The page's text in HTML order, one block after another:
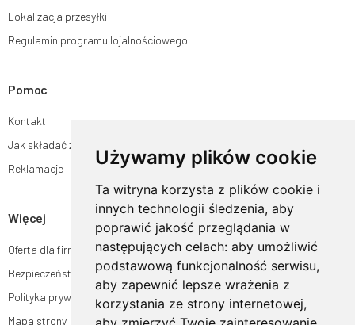
Używamy plików cookie
Ta witryna korzysta z plików cookie i
innych technologii śledzenia, aby
poprawić jakość przeglądania w
następujących celach: aby umożliwić
podstawową funkcjonalność serwisu,
aby zapewnić lepsze wrażenia z
korzystania ze strony internetowej,
Lokalizacja przesyłki
Regulamin programu lojalnościowego
Pomoc
Kontakt
Jak składać zamówienia w sklepie ogrodyhildegardy.pl?
Reklamacje
Więcej
Oferta dla firm
Bezpieczeństwo płatności
Polityka prywatności
Mapa strony